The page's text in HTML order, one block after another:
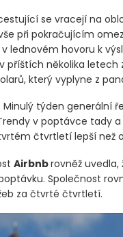
se vracejí na
při pokračujícím
lednovém hovoru k
příštích několika letech
který vyplyne z
týden generální
v poptávce tady
čtvrtletí lepší než
Airbnbrovněž uvedla,
Společnost
za čtvrté čtvrtletí.